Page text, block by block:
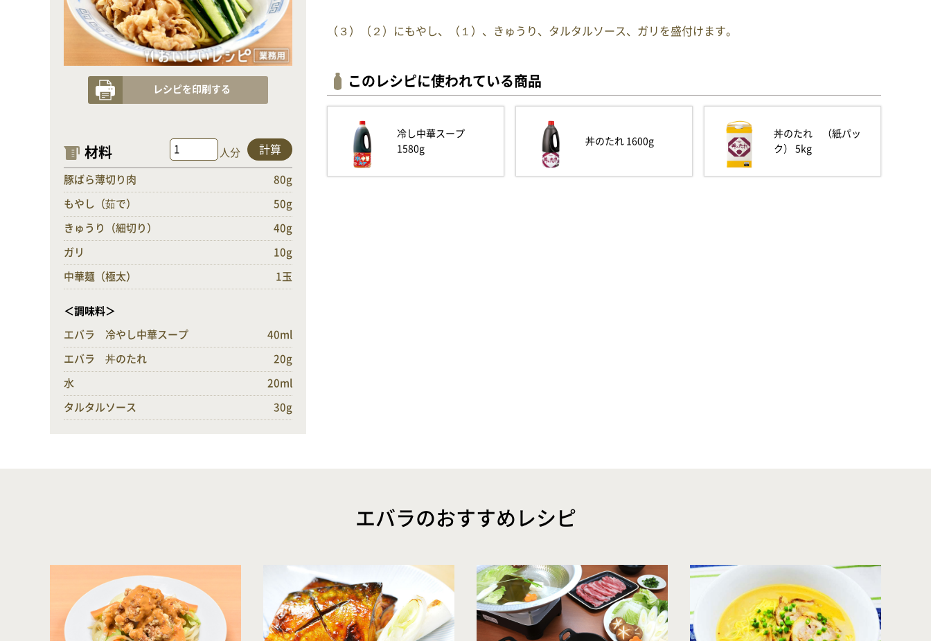
レシピを印刷する
材料 人分 計算
豚ばら薄切り肉 80g
もやし（茹で） 50g
きゅうり（細切り） 40g
ガリ 10g
中華麺（極太） 1玉
＜調味料＞
エバラ 冷やし中華スープ 40ml
エバラ 丼のたれ 20g
水 20ml
タルタルソース 30g
（３）（２）にもやし、（１）、きゅうり、タルタルソース、ガリを盛付けます。
このレシピに使われている商品
冷し中華スープ
1580g
丼のたれ 1600g
丼のたれ （紙パッ
ク） 5kg
エバラのおすすめレシピ